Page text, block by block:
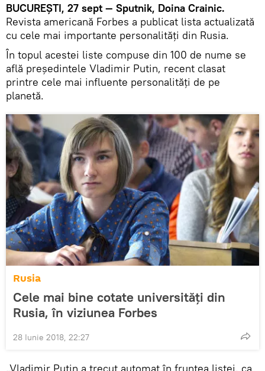
BUCUREŞTI, 27 sept — Sputnik, Doina Crainic.
Revista americană Forbes a publicat lista actualizată
cu cele mai importante personalități din Rusia.
În topul acestei liste compuse din 100 de nume se
află președintele Vladimir Putin, recent clasat
printre cele mai influente personalităţi de pe
planetă.
Rusia
Cele mai bine cotate universități din
Rusia, în viziunea Forbes
28 Iunie 2018, 22:27